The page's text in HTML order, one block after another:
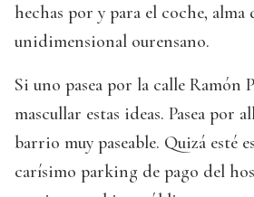
hechas por y para el coche, alma
unidimensional ourensano.
Si uno pasea por la calle Ramón
mascullar estas ideas. Pasea por
barrio muy paseable. Quizá esté
carísimo parking de pago del